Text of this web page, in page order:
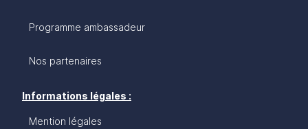
Programme ambassadeur
Nos partenaires
Informations légales :
Mention légales